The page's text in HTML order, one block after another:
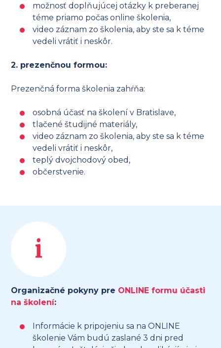
možnosť doplňujúcej otázky k preberanej
téme priamo počas online školenia,
video záznam zo školenia, aby ste sa k téme
vedeli vrátiť i neskôr.
2. prezenčnou formou:
Prezenčná forma školenia zahŕňa:
osobná účasť na školení v Bratislave,
tlačené študijné materiály,
video záznam zo školenia, aby ste sa k téme
vedeli vrátiť i neskôr,
teplý dvojchodový obed,
občerstvenie.
i
Organizačné pokyny pre ONLINE formu účasti
na školení:
Informácie k pripojeniu sa na ONLINE
školenie Vám budú zaslané 3 dni pred